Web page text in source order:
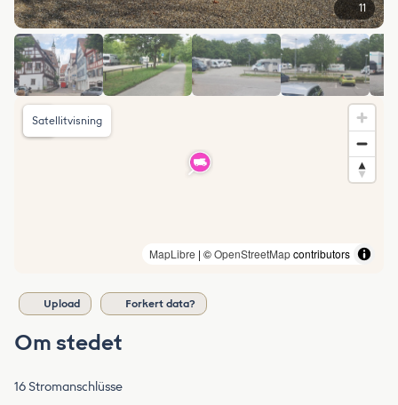
11
MapLibre | ©OpenStreetMapcontributors
Satellitvisning
Upload Forkert data?
Om stedet
16 Stromanschlüsse